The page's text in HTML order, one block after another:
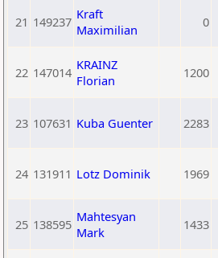
21 149237 Kraft
Maximilian
0
22 147014 KRAINZ
Florian
1200
23 107631 Kuba Guenter 2283
24 131911 Lotz Dominik 1969
25 138595 Mahtesyan
Mark
1433